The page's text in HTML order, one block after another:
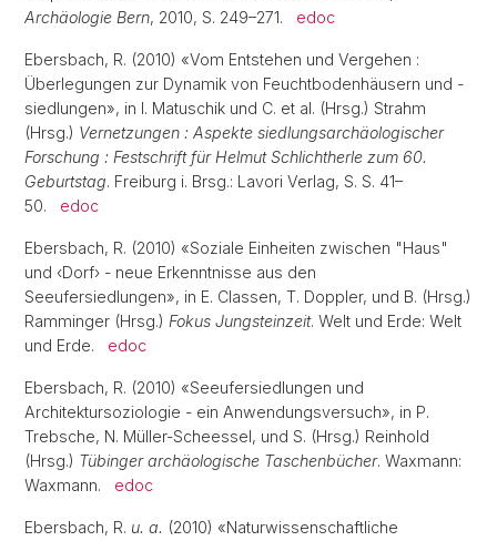
Archäologie Bern, 2010, S. 249–271. edoc
Ebersbach, R. (2010) «Vom Entstehen und Vergehen :
Überlegungen zur Dynamik von Feuchtbodenhäusern und -
siedlungen», in I. Matuschik und C. et al. (Hrsg.) Strahm
(Hrsg.) Vernetzungen : Aspekte siedlungsarchäologischer
Forschung : Festschrift für Helmut Schlichtherle zum 60.
Geburtstag. Freiburg i. Brsg.: Lavori Verlag, S. S. 41–
50. edoc
Ebersbach, R. (2010) «Soziale Einheiten zwischen "Haus"
und ‹Dorf› - neue Erkenntnisse aus den
Seeufersiedlungen», in E. Classen, T. Doppler, und B. (Hrsg.)
Ramminger (Hrsg.) Fokus Jungsteinzeit. Welt und Erde: Welt
und Erde. edoc
Ebersbach, R. (2010) «Seeufersiedlungen und
Architektursoziologie - ein Anwendungsversuch», in P.
Trebsche, N. Müller-Scheessel, und S. (Hrsg.) Reinhold
(Hrsg.) Tübinger archäologische Taschenbücher. Waxmann:
Waxmann. edoc
Ebersbach, R. u. a. (2010) «Naturwissenschaftliche